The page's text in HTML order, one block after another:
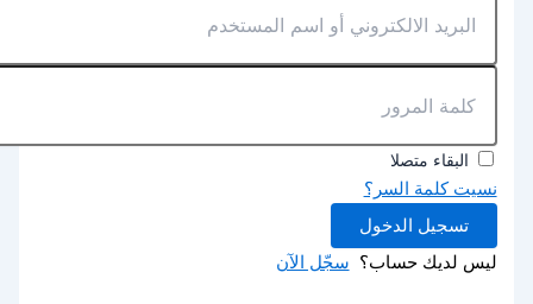
البقاء متصلا
نسيت كلمة السر؟
تسجيل الدخول
ليس لديك حساب؟ سجّل الآن